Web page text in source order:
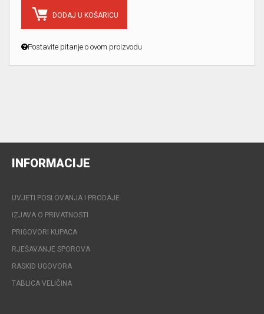
DODAJ U KOŠARICU
Postavite pitanje o ovom proizvodu
INFORMACIJE
UVJETI POSLOVANJA I PRODAJE
IZJAVA O PRIVATNOSTI
PRIGOVORI KUPACA
RJEŠAVANJE SPOROVA
RASKID UGOVORA
TABLICA VELIČINA